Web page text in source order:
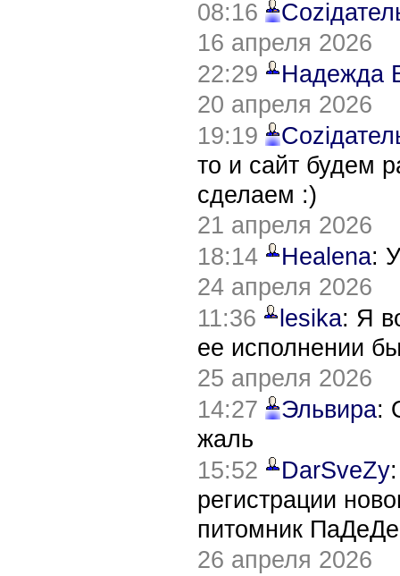
08:16
16 апреля 2026
22:29
Надежда
20 апреля 2026
19:19
то и сайт будем
сделаем :)
21 апреля 2026
18:14
Healena:
24 апреля 2026
11:36
lesika: Я
ее исполнении
25 апреля 2026
14:27
Эльвира:
жаль
15:52
DarSveZy
регистрации
питомник
26 апреля 2026